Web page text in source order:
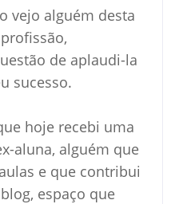
vejo alguém desta
de aplaudi-la
sucesso.
hoje recebi uma
aluna, alguém que
e que contribui
espaço que